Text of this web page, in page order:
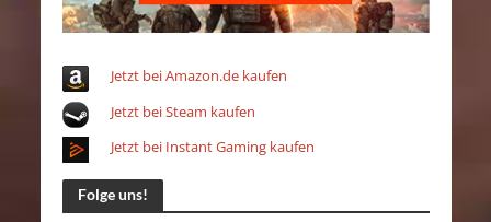
Jetzt bei Amazon.de kaufen
Jetzt bei Steam kaufen
Jetzt bei Instant Gaming kaufen
Folge uns!